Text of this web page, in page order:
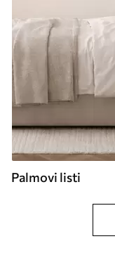
Palmovi listi